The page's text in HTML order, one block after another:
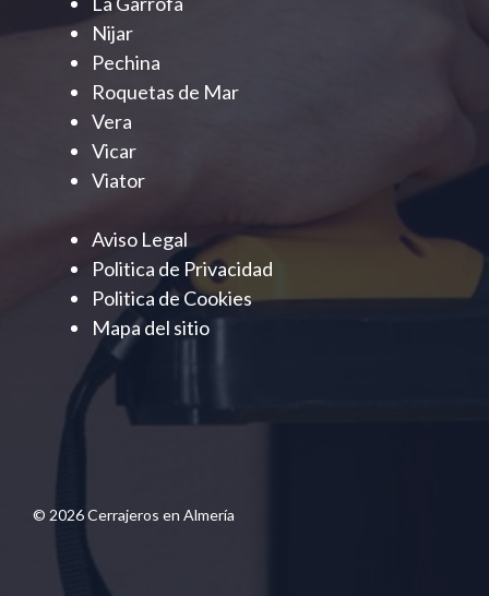
Nijar
Pechina
Roquetas de Mar
Vera
Vicar
Viator
Aviso Legal
Politica de Privacidad
Politica de Cookies
Mapa del sitio
© 2026 Cerrajeros en Almería